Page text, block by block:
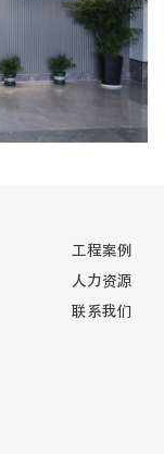
工程案例
人力资源
联系我们